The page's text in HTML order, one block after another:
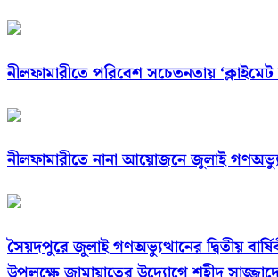
নীলফামারীতে পরিবেশ সচেতনতায়
নীলফামারীতে নানা আয়োজনে জুলাই
সৈয়দপুরে জুলাই গণঅভ্যুত্থানের দ্বিতীয়